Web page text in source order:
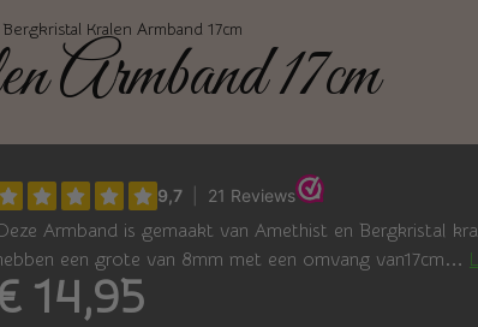
Kralen Armband 17cm
17cm
Armband is gemaakt van Amethist en Bergkristal
een grote van 8mm met een omvang van17cm…
14,95